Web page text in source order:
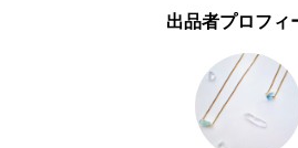
出品者プロフィ